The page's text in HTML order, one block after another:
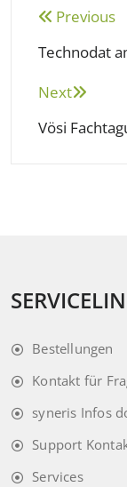
Previous
Technodat
Next
Vösi
Bestellungen
Kontakt für
syneris Infos
Support
Services